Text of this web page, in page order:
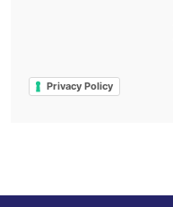
Privacy Policy